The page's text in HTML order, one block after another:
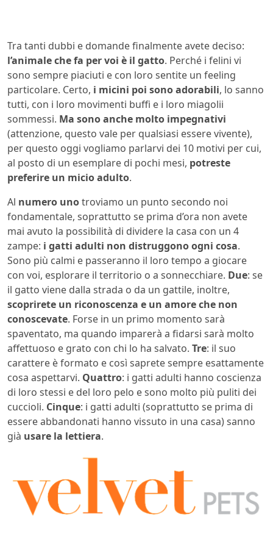
Tra tanti dubbi e domande finalmente avete deciso:
l’animale che fa per voi è il gatto. Perché i felini vi
sono sempre piaciuti e con loro sentite un feeling
particolare. Certo, i micini poi sono adorabili, lo sanno
tutti, con i loro movimenti buffi e i loro miagolii
sommessi. Ma sono anche molto impegnativi
(attenzione, questo vale per qualsiasi essere vivente),
per questo oggi vogliamo parlarvi dei 10 motivi per cui,
al posto di un esemplare di pochi mesi, potreste
preferire un micio adulto.
Al numero unotroviamo un punto secondo noi
fondamentale, soprattutto se prima d’ora non avete
mai avuto la possibilità di dividere la casa con un 4
zampe: i gatti adulti non distruggono ogni cosa.
Sono più calmi e passeranno il loro tempo a giocare
con voi, esplorare il territorio o a sonnecchiare. Due: se
il gatto viene dalla strada o da un gattile, inoltre,
scoprirete un riconoscenza e un amore che non
conoscevate. Forse in un primo momento sarà
spaventato, ma quando imparerà a fidarsi sarà molto
affettuoso e grato con chi lo ha salvato. Tre: il suo
carattere è formato e così saprete sempre esattamente
cosa aspettarvi. Quattro: i gatti adulti hanno coscienza
di loro stessi e del loro pelo e sono molto più puliti dei
cuccioli. Cinque: i gatti adulti (soprattutto se prima di
essere abbandonati hanno vissuto in una casa) sanno
già usare la lettiera.